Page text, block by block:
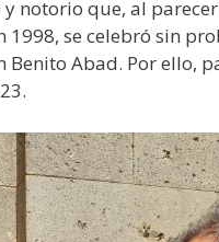
notorio que, al
1998, se celebró sin
Benito Abad. Por ello,